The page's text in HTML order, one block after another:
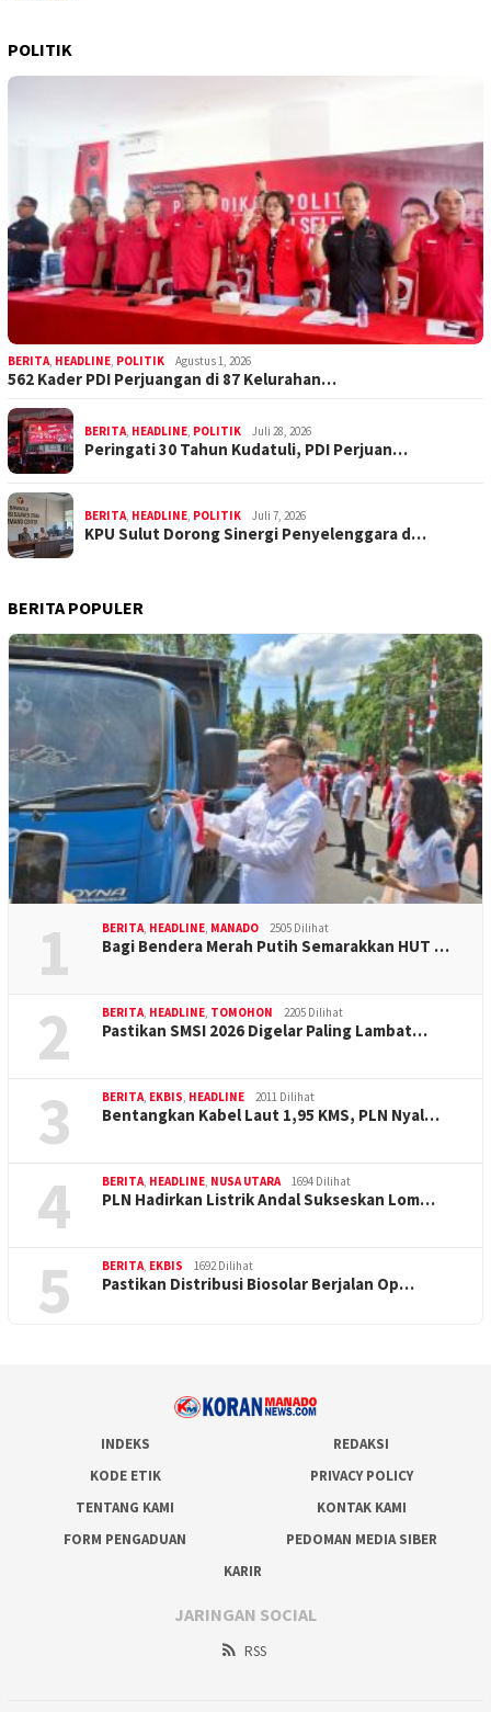
POLITIK
BERITA, HEADLINE, POLITIK Agustus 1, 2026
562 Kader PDI Perjuangan di 87 Kelurahan…
BERITA, HEADLINE, POLITIK Juli 28, 2026
Peringati 30 Tahun Kudatuli, PDI Perjuan…
BERITA, HEADLINE, POLITIK Juli 7, 2026
KPU Sulut Dorong Sinergi Penyelenggara d…
BERITA POPULER
1 BERITA, HEADLINE, MANADO 2505 Dilihat
Bagi Bendera Merah Putih Semarakkan HUT …
2 BERITA, HEADLINE, TOMOHON 2205 Dilihat
Pastikan SMSI 2026 Digelar Paling Lambat…
3 BERITA, EKBIS, HEADLINE 2011 Dilihat
Bentangkan Kabel Laut 1,95 KMS, PLN Nyal…
4 BERITA, HEADLINE, NUSA UTARA 1694 Dilihat
PLN Hadirkan Listrik Andal Sukseskan Lom…
5 BERITA, EKBIS 1692 Dilihat
Pastikan Distribusi Biosolar Berjalan Op…
INDEKS
REDAKSI
KODE ETIK
PRIVACY POLICY
TENTANG KAMI
KONTAK KAMI
FORM PENGADUAN
PEDOMAN MEDIA SIBER
KARIR
JARINGAN SOCIAL
RSS